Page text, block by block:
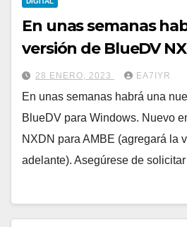
En unas semanas
versión de BlueDV
28 ENERO, 2023 EA7IYR
En unas semanas habrá una
BlueDV para Windows. Nuevo
NXDN para AMBE (agregará la
adelante). Asegúrese de